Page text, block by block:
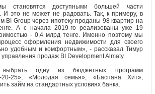
становятся доступными большей части
И это не может не радовать. Так, к примеру, в
BI Group через ипотеку проданы 98 квартир на
А с начала 2019-го реализованы уже 19
- 0,4 млрд тенге. Именно поэтому мы
оформления недвижимости для своего
удобным и комфортным», - рассказал Тимур
продаж BI Development Almaty.
одну из бюджетных программ
20-25», «Молодая семья», «Баспана Хит»,
займ на стандартных условиях банка.